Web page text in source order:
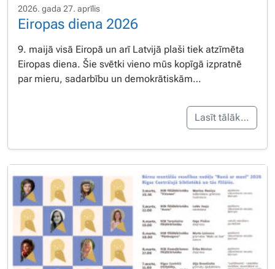
2026. gada 27. aprīlis
Eiropas diena 2026
9. maijā visā Eiropā un arī Latvijā plaši tiek atzīmēta
Eiropas diena. Šie svētki vieno mūs kopīgā izpratnē
par mieru, sadarbību un demokrātiskām…
Lasīt tālāk…